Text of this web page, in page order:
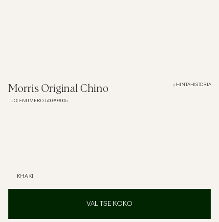
Paidat
T-paidat
AlusvaatteetAlusvaatteet
Morris Original Chino
TUOTENUMERO: 500393005
HINTAHISTORIA
KHAKI
VALITSE KOKO